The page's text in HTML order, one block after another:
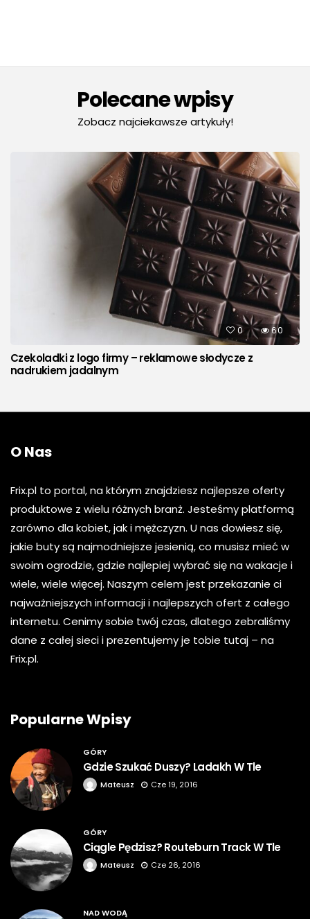
Polecane wpisy
Zobacz najciekawsze artykuły!
0 60
Czekoladki z logo firmy – reklamowe słodycze z
nadrukiem jadalnym
O Nas
Frix.pl to portal, na którym znajdziesz najlepsze oferty
produktowe z wielu różnych branż. Jesteśmy platformą
zarówno dla kobiet, jak i mężczyzn. U nas dowiesz się,
jakie buty są najmodniejsze jesienią, co musisz mieć w
swoim ogrodzie, gdzie najlepiej wybrać się na wakacje i
wiele, wiele więcej. Naszym celem jest przekazanie ci
najważniejszych informacji i najlepszych ofert z całego
internetu. Cenimy sobie twój czas, dlatego zebraliśmy
dane z całej sieci i prezentujemy je tobie tutaj – na
Frix.pl.
Popularne Wpisy
GÓRY
Gdzie Szukać Duszy? Ladakh W Tle
Mateusz Cze 19, 2016
GÓRY
Ciągle Pędzisz? Routeburn Track W Tle
Mateusz Cze 26, 2016
NAD WODĄ